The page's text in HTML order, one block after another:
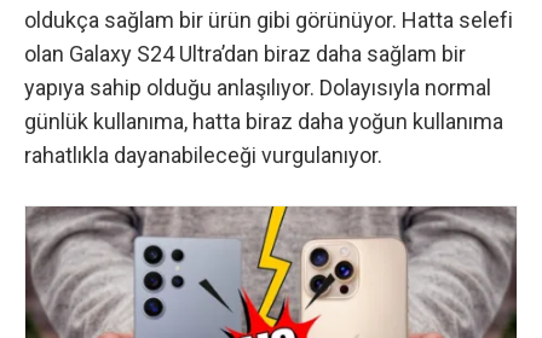
oldukça sağlam bir ürün gibi görünüyor. Hatta selefi
olan Galaxy S24 Ultra’dan biraz daha sağlam bir
yapıya sahip olduğu anlaşılıyor. Dolayısıyla normal
günlük kullanıma, hatta biraz daha yoğun kullanıma
rahatlıkla dayanabileceği vurgulanıyor.